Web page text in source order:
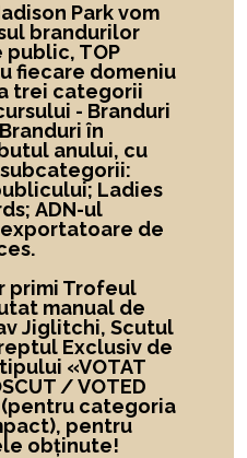
Park vom
brandurilor
TOP
fiecare domeniu
trei categorii
- Branduri
în
anului, cu
Ladies
ADN-ul
de
primi Trofeul
manual de
Jiglitchi, Scutul
Exclusiv de
«VOTAT
/ VOTED
(pentru categoria
pentru
obținute!